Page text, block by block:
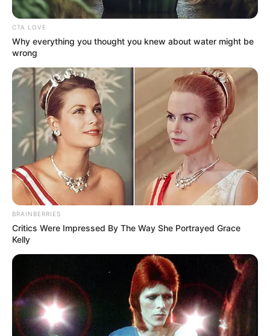
Posted
in
Friss hírek
Börtönbe teszi Varga Judit a volt
férjét…egyre biztosabb, hogy
megtörténhet
bySzerző August 22, 2025
CTA LOVE
Why everything you thought you knew about water might be
wrong
BRAINBERRIES
Critics Were Impressed By The Way She Portrayed Grace
Kelly